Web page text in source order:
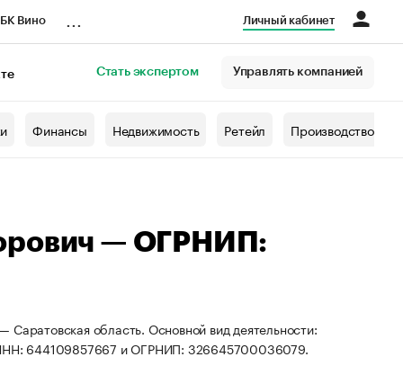
Вино Личный кабинет
Стать экспертом Управлять компанией
Финансы Недвижимость Ретейл Производство
— ОГРНИП:
область. Основной вид деятельности:
ИНН: 644109857667 и ОГРНИП: 326645700036079.